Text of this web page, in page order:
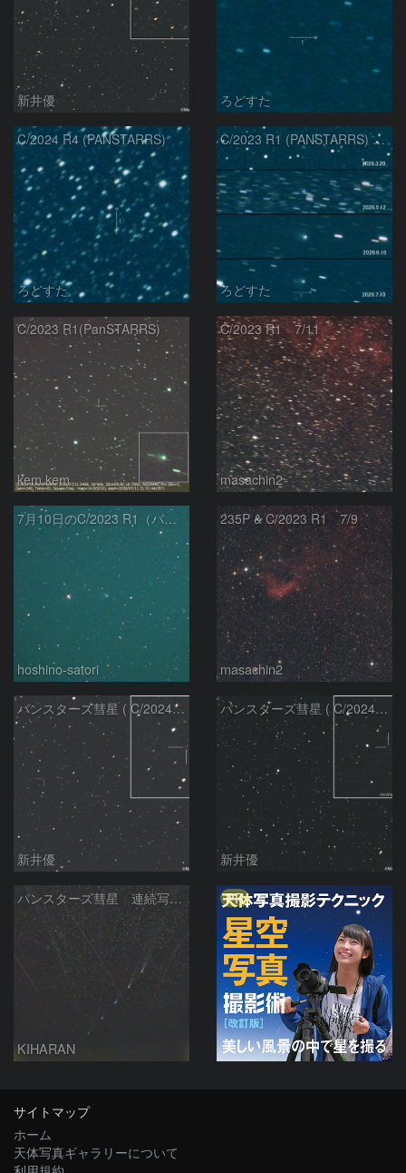
新井優 ろどすた
C/2024 R4 (PANSTARRS)
ろどすた
C/2023 R1 (PANSTARRS) の変化
ろどすた
C/2023 R1(PanSTARRS)
kem.kem
C/2023 R1 7/11
masachin2
7月10日のC/2023 R1（パンスターズ彗星）
hoshino-satori
235P & C/2023 R1 7/9
masachin2
パンスターズ彗星 ( C/2024R4 )：2026/06/28
新井優
パンスターズ彗星 ( C/2024G4 )の予報位置：2026/06/23
新井優
パンスターズ彗星 連続写真 再処理
KIHARAN
PR
サイトマップ
ホーム
天体写真ギャラリーについて